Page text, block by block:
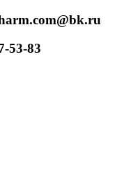
53-83